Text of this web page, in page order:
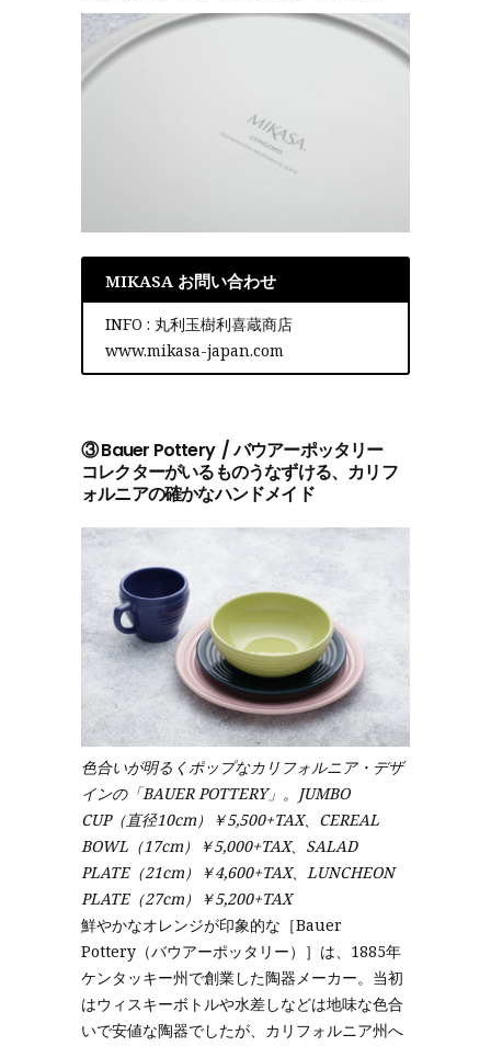
MIKASA お問い合わせ
INFO : 丸利玉樹利喜蔵商店
www.mikasa-japan.com
③ Bauer Pottery / バウアーポッタリー
コレクターがいるものうなずける、カリフ
ォルニアの確かなハンドメイド
色合いが明るくポップなカリフォルニア・デザ
インの「BAUER POTTERY」。JUMBO
CUP（直径10cm）￥5,500+TAX、CEREAL
BOWL（17cm）￥5,000+TAX、SALAD
PLATE（21cm）￥4,600+TAX、LUNCHEON
PLATE（27cm）￥5,200+TAX
鮮やかなオレンジが印象的な［Bauer
Pottery（バウアーポッタリー）］は、1885年
ケンタッキー州で創業した陶器メーカー。当初
はウィスキーボトルや水差しなどは地味な色合
いで安値な陶器でしたが、カリフォルニア州へ